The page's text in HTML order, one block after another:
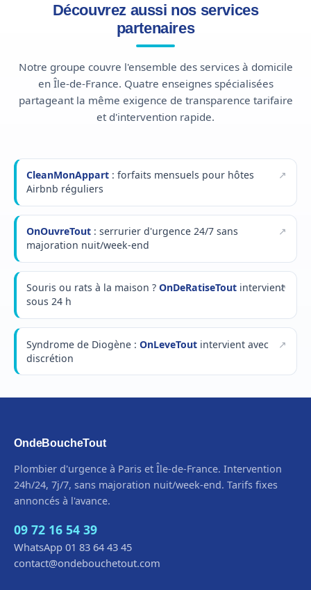
Découvrez aussi nos services
partenaires
Notre groupe couvre l'ensemble des services à domicile
en Île-de-France. Quatre enseignes spécialisées
partageant la même exigence de transparence tarifaire
et d'intervention rapide.
CleanMonAppart: forfaits mensuels pour hôtes
Airbnb réguliers
OnOuvreTout: serrurier d'urgence 24/7 sans
majoration nuit/week-end
Souris ou rats à la maison ? OnDeRatiseToutintervient
sous 24 h
Syndrome de Diogène : OnLeveToutintervient avec
discrétion
OndeBoucheTout
Plombier d'urgence à Paris et Île-de-France. Intervention
24h/24, 7j/7, sans majoration nuit/week-end. Tarifs fixes
annoncés à l'avance.
09 72 16 54 39
WhatsApp 01 83 64 43 45
contact@ondebouchetout.com